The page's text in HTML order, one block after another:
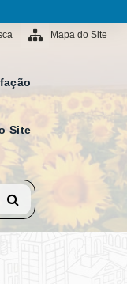
Mapa do Site
Site